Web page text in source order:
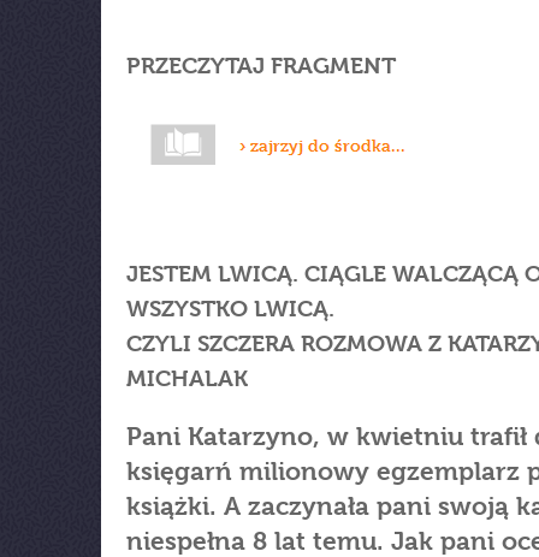
PRZECZYTAJ FRAGMENT
JESTEM LWICĄ. CIĄGLE WALCZĄCĄ
WSZYSTKO LWICĄ.
CZYLI SZCZERA ROZMOWA Z
MICHALAK
Pani Katarzyno, w kwietniu trafił
księgarń milionowy egzemplarz
książki. A zaczynała pani swoją
niespełna 8 lat temu. Jak pani